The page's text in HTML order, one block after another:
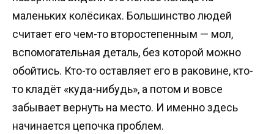
маленьких колёсиках. Большинство людей
считает его чем-то второстепенным — мол,
вспомогательная деталь, без которой можно
обойтись. Кто-то оставляет его в раковине, кто-
то кладёт «куда-нибудь», а потом и вовсе
забывает вернуть на место. И именно здесь
начинается цепочка проблем.